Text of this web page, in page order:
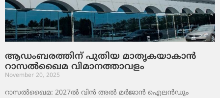
ആഡംബരത്തിന് പുതിയ മാതൃകയാകാൻ
റാസൽഖൈമ വിമാനത്താവളം
November 20, 2025
റാസൽഖൈമ: 2027ൽ വിൻ അൽ മർജാൻ ഐലൻഡും